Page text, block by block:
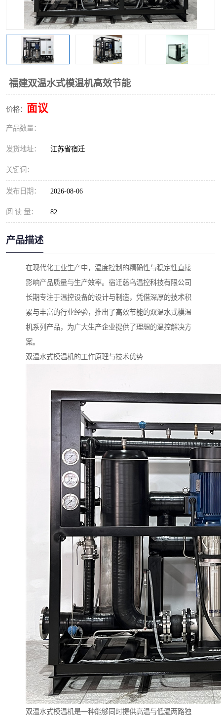
福建双温水式模温机高效节能
价格： 面议
产品数量：
发货地址： 江苏省宿迁
关键词：
发布日期： 2026-08-06
阅 读 量： 82
产品描述
在现代化工业生产中，温度控制的精确性与稳定性直接
影响产品质量与生产效率。宿迁慈乌温控科技有限公司
长期专注于温控设备的设计与制造，凭借深厚的技术积
累与丰富的行业经验，推出了高效节能的双温水式模温
机系列产品，为广大生产企业提供了理想的温控解决方
案。
双温水式模温机的工作原理与技术优势
双温水式模温机是一种能够同时提供高温与低温两路独